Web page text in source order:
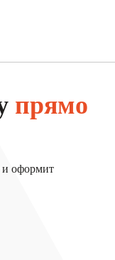
прямо
и оформит